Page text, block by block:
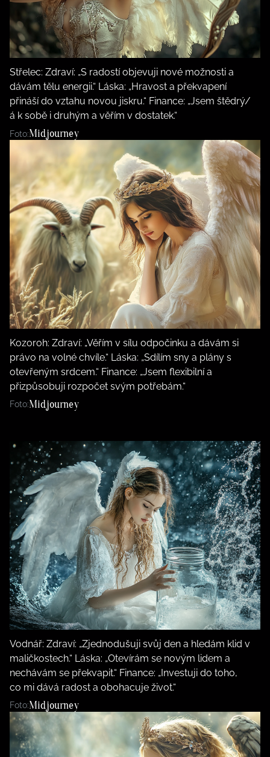
Střelec: Zdraví: „S radostí objevuji nové možnosti a
dávám tělu energii.“ Láska: „Hravost a překvapení
přináší do vztahu novou jiskru.“ Finance: „Jsem štědrý/
á k sobě i druhým a věřím v dostatek.“
Foto:Midjourney
Kozoroh: Zdraví: „Věřím v sílu odpočinku a dávám si
právo na volné chvíle.“ Láska: „Sdílím sny a plány s
otevřeným srdcem.“ Finance: „Jsem flexibilní a
přizpůsobuji rozpočet svým potřebám.“
Foto:Midjourney
Vodnář: Zdraví: „Zjednodušuji svůj den a hledám klid v
maličkostech.“ Láska: „Otevírám se novým lidem a
nechávám se překvapit.“ Finance: „Investuji do toho,
co mi dává radost a obohacuje život.“
Foto:Midjourney